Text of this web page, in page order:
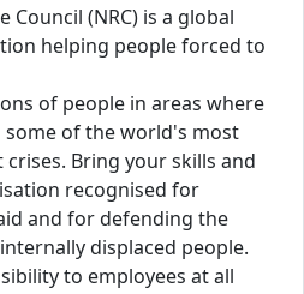
Council (NRC) is a global
helping people forced to
of people in areas where
of the world's most
Bring your skills and
recognised for
and for defending the
displaced people.
to employees at all